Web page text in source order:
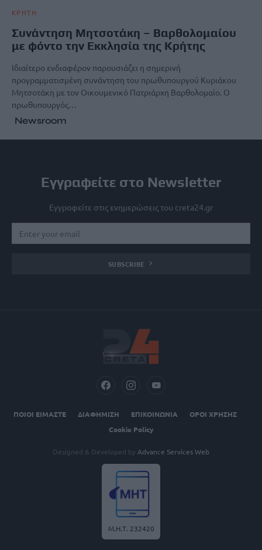
ΚΡΗΤΗ
Συνάντηση Μητσοτάκη – Βαρθολομαίου
με φόντο την Εκκλησία της Κρήτης
Ιδιαίτερο ενδιαφέρον παρουσιάζει η σημερινή
προγραμματισμένη συνάντηση του πρωθυπουργού Κυριάκου
Μητσοτάκη με τον Οικουμενικό Πατριάρχη Βαρθολομαίο. Ο
πρωθυπουργός…
Newsroom
Εγγραφείτε στο Newsletter
Εγγραφείτε στις ενημερώσεις του creta24.gr
SUBSCRIBE
ΠΟΙΟΙ ΕΙΜΑΣΤΕ ΔΙΑΦΗΜΙΣΗ ΕΠΙΚΟΙΝΩΝΙΑ
ΟΡΟΙ ΧΡΗΣΗΣ
Cookie Policy
Designed & Developed by Advance Services Web
Μ.Η.Τ. 232420